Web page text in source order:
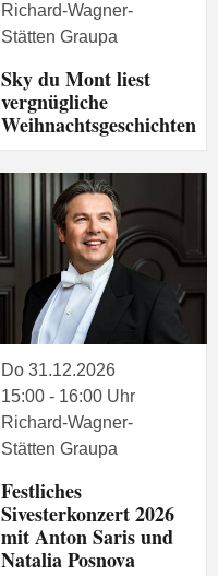
Richard-Wagner-
Stätten Graupa
Sky du Mont liest
vergnügliche
Weihnachtsgeschichten
Do 31.12.2026
15:00 - 16:00 Uhr
Richard-Wagner-
Stätten Graupa
Festliches
Sivesterkonzert 2026
mit Anton Saris und
Natalia Posnova